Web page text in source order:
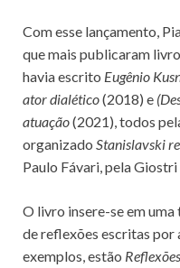
Com esse lançamento,
que mais publicaram
havia escrito Eugênio
ator dialético(2018) e
atuação(2021), todos
organizado Stanislavski
Paulo Fávari, pela
O livro insere-se em
de reflexões escritas por
exemplos, estão